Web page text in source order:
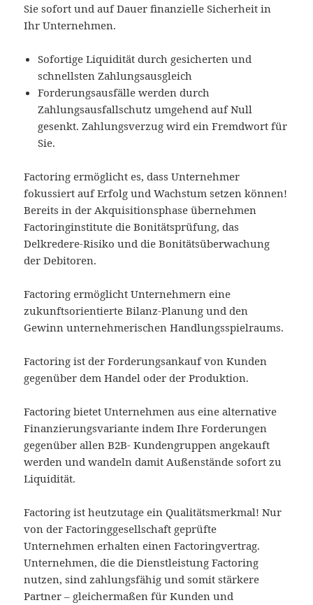
Sie sofort und auf Dauer finanzielle Sicherheit in
Ihr Unternehmen.
Sofortige Liquidität durch gesicherten und
schnellsten Zahlungsausgleich
Forderungsausfälle werden durch
Zahlungsausfallschutz umgehend auf Null
gesenkt. Zahlungsverzug wird ein Fremdwort für
Sie.
Factoring ermöglicht es, dass Unternehmer
fokussiert auf Erfolg und Wachstum setzen können!
Bereits in der Akquisitionsphase übernehmen
Factoringinstitute die Bonitätsprüfung, das
Delkredere-Risiko und die Bonitätsüberwachung
der Debitoren.
Factoring ermöglicht Unternehmern eine
zukunftsorientierte Bilanz-Planung und den
Gewinn unternehmerischen Handlungsspielraums.
Factoring ist der Forderungsankauf von Kunden
gegenüber dem Handel oder der Produktion.
Factoring bietet Unternehmen aus eine alternative
Finanzierungsvariante indem Ihre Forderungen
gegenüber allen B2B- Kundengruppen angekauft
werden und wandeln damit Außenstände sofort zu
Liquidität.
Factoring ist heutzutage ein Qualitätsmerkmal! Nur
von der Factoringgesellschaft geprüfte
Unternehmen erhalten einen Factoringvertrag.
Unternehmen, die die Dienstleistung Factoring
nutzen, sind zahlungsfähig und somit stärkere
Partner – gleichermaßen für Kunden und